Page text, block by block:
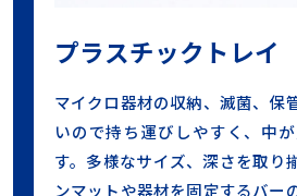
プラスチックトレイ
マイクロ器材の収納、滅菌、保
いので持ち運びしやすく、中
す。多様なサイズ、深さを取り
ンマットや器材を固定するバー